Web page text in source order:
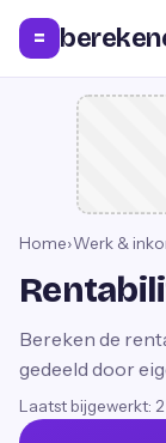
=
Home›Werk &
Bereken de
gedeeld door
Laatst bijgewerkt: